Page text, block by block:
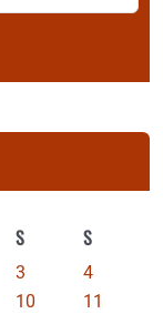
S S
3
4
10
11